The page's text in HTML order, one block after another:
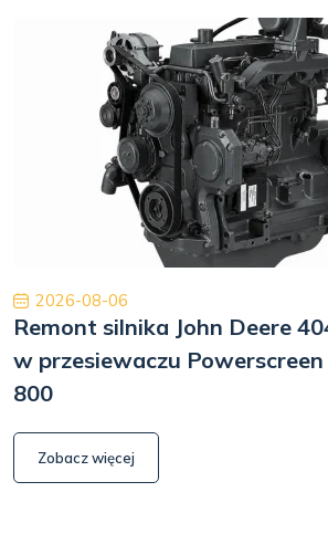
2026-08-06
Remont silnika John Deere
w przesiewaczu
800
Zobacz więcej